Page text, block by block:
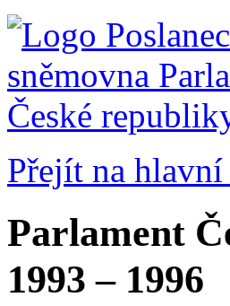
Přejít na
Parlament
1993 – 1996